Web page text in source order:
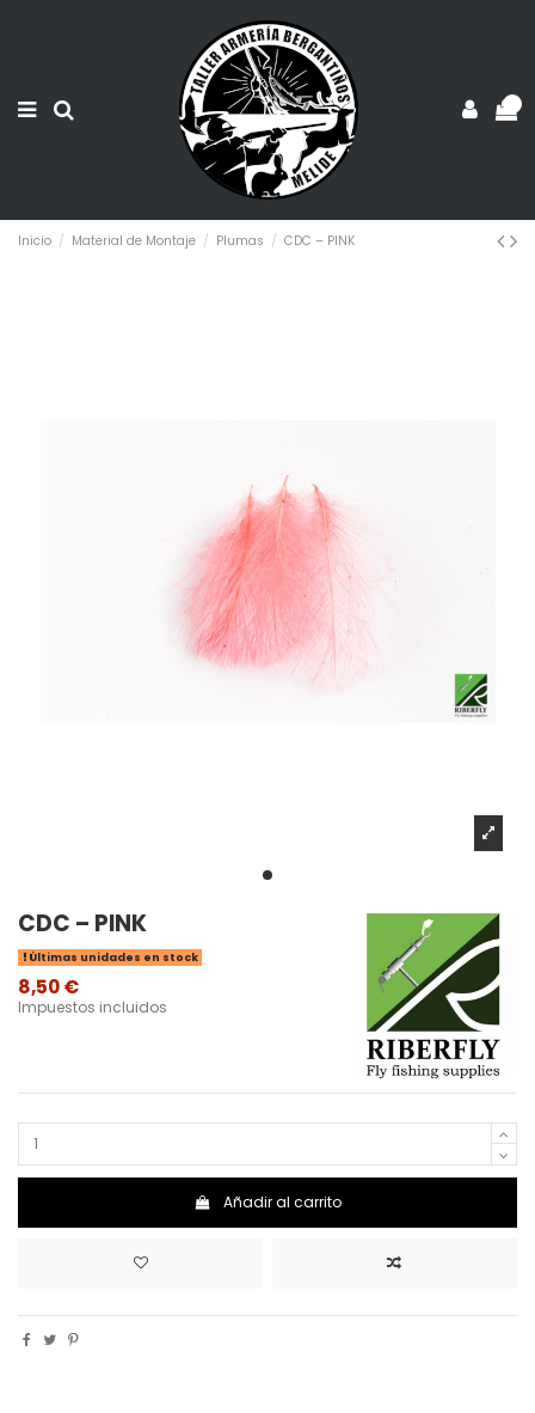
Inicio Material de Montaje Plumas CDC – PINK
CDC – PINK
Últimas unidades en stock
8,50 €
Impuestos incluidos
Añadir al carrito